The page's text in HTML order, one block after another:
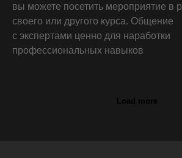
вы можете посетить мероприятие в
своего или другого курса. Общение
с экспертами ценно для наработки
профессиональных навыков
Load more